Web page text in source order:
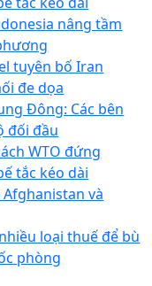
nâng tầm
tuyên bố Iran
đe dọa
Đông: Các bên
đối đầu
WTO đứng
tắc kéo dài
và
loại thuế để bù
phòng